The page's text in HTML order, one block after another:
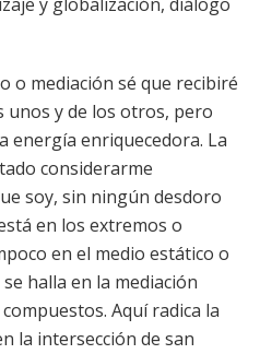
o mediación sé que recibiré
unos y de los otros, pero
energía enriquecedora. La
considerarme
soy, sin ningún desdoro
en los extremos o
en el medio estático o
halla en la mediación
Aquí radica la
la intersección de san